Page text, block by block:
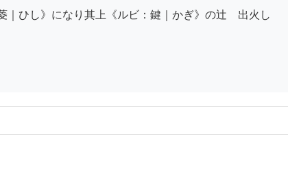
ひし》になり其上《ルビ：鍵｜かぎ》の辻ゟ出火し